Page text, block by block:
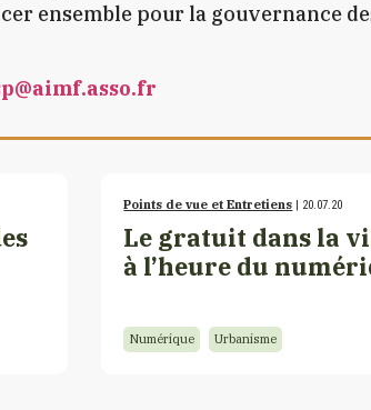
ensemble pour la gouvernance
Points de vue et Entretiens | 20.07.20
Le gratuit dans la
à l’heure du
Numérique Urbanisme